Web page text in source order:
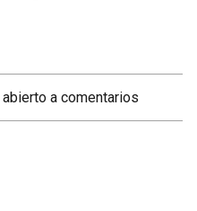
a comentarios